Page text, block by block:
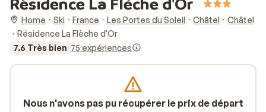
Home Ski France Les Portes du Soleil Châtel
Châtel
Résidence La Flèche d'Or
7.6 Très bien 75 expériences
Nous n'avons pas pu récupérer le prix de départ